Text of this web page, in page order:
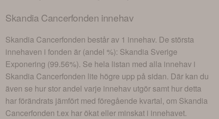
Skandia Cancerfonden innehav
Skandia Cancerfonden består av 1 innehav. De största
innehaven i fonden är (andel %): Skandia Sverige
Exponering (99.56%). Se hela listan med alla innehav i
Skandia Cancerfonden lite högre upp på sidan. Där kan du
även se hur stor andel varje innehav utgör samt hur detta
har förändrats jämfört med föregående kvartal, om Skandia
Cancerfonden t.ex har ökat eller minskat i innehavet.